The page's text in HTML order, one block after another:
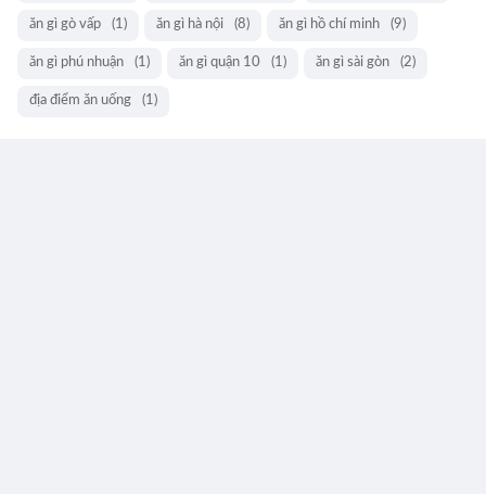
ăn gì gò vấp (1) ăn gì hà nội (8) ăn gì hồ chí minh (9)
ăn gì phú nhuận (1) ăn gì quận 10 (1) ăn gì sài gòn (2)
địa điểm ăn uống (1)